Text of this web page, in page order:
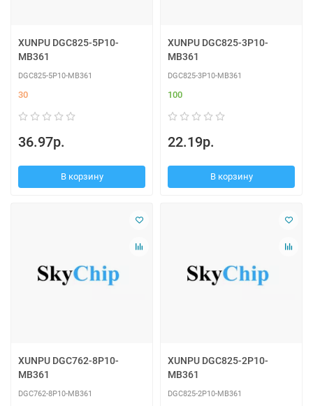
XUNPU DGC825-5P10-
MB361
DGC825-5P10-MB361
30
36.97р.
В корзину
XUNPU DGC825-3P10-
MB361
DGC825-3P10-MB361
100
22.19р.
В корзину
XUNPU DGC762-8P10-
MB361
DGC762-8P10-MB361
XUNPU DGC825-2P10-
MB361
DGC825-2P10-MB361